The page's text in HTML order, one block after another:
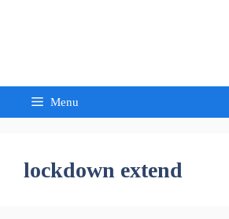
Menu
lockdown extend